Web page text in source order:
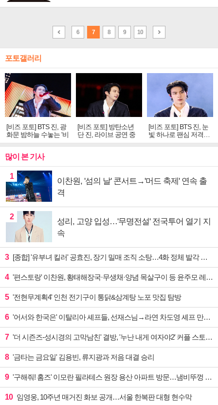
6 7 8 9 10
포토갤러리
[비즈 포토] BTS 진, 광
화문 밤하늘 수놓는 '비
주얼 킹'의 열창
[비즈 포토] 방탄소년
단 진, 라이브 공연 중
빛나는 독보적 아우라
[비즈 포토] BTS 진, 눈
빛 하나로 팬심 저격…
독보적 카리스마
많이 본 기사
1
이찬원, '섬의 날' 콘서트→'머드 축제' 연속 출
격
2
성리, 고양 입성…'무명전설' 전국투어 열기 지
속
3 [종합] '유부녀 킬러' 공효진, 장기 밀매 조직 소탕…4화 정체 발각 위기 예고
4 '편스토랑' 이찬원, 황태해장국·무생채·양념 목살구이 등 윤주모 레시피 섭렵
5 '전현무계획4' 인천 전기구이 통닭&삼계탕 노포 맛집 탐방
6 '어서와 한국은' 이탈리아 셰프들, 선재스님→라연 차도영 셰프 만난다
7 '더 시즌즈-성시경의 고막남친' 결방, '누난 내게 여자야2' 커플 스토리 편성
8 '금타는 금요일' 김용빈, 류지광과 저음 대결 승리
9 '구해줘! 홈즈' 이모란 필라테스 원장 용산 아파트 방문…냄비뚜껑 운동법 소개
10 임영웅, 10주년 매거진 화보 공개…서울 한복판 대형 현수막